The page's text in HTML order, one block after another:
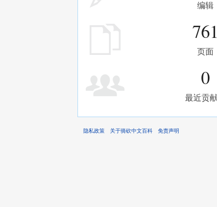
编辑
页面
0
最近贡
隐私政策 关于骑砍中文百科 免责声明